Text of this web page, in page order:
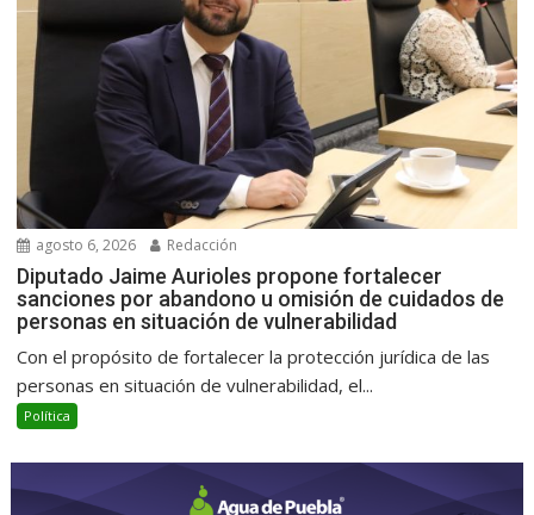
agosto 6, 2026 Redacción
Diputado Jaime Aurioles propone fortalecer
sanciones por abandono u omisión de cuidados de
personas en situación de vulnerabilidad
Con el propósito de fortalecer la protección jurídica de las
personas en situación de vulnerabilidad, el...
Política